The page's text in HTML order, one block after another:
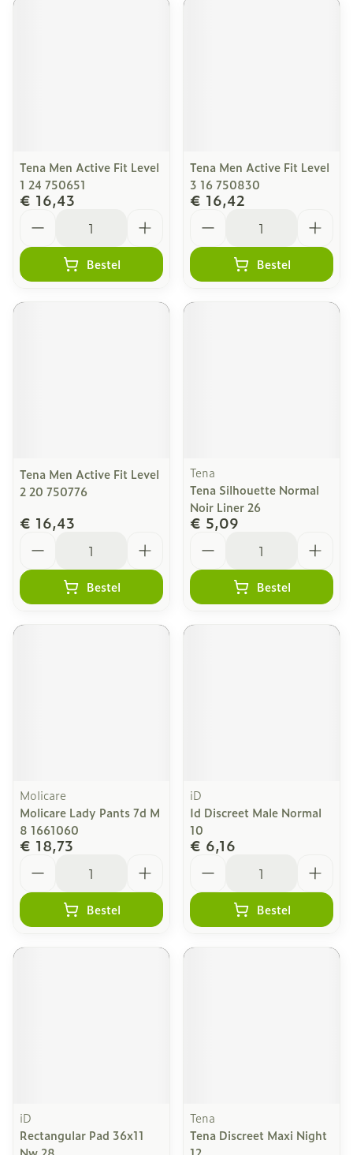
Tena Men Active Fit Level
1 24 750651
€ 16,43
Bestel
Tena Men Active Fit Level
3 16 750830
€ 16,42
Bestel
Tena Men Active Fit Level
2 20 750776
€ 16,43
Bestel
Tena
Tena Silhouette Normal
Noir Liner 26
€ 5,09
Bestel
Molicare
Molicare Lady Pants 7d M
8 1661060
€ 18,73
Bestel
iD
Id Discreet Male Normal
10
€ 6,16
Bestel
iD
Rectangular Pad 36x11
Tena
Tena Discreet Maxi Night